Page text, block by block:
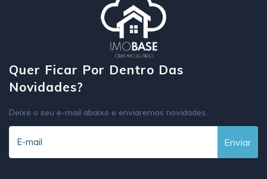
Quer Ficar Por Dentro Das
Novidades?
Deixe o seu e-mail abaixo e enviaremos novidades.
Enviar